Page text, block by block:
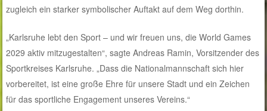
zugleich ein starker symbolischer Auftakt auf dem Weg dorthin.
„Karlsruhe lebt den Sport – und wir freuen uns, die World Games
2029 aktiv mitzugestalten“, sagte Andreas Ramin, Vorsitzender des
Sportkreises Karlsruhe. „Dass die Nationalmannschaft sich hier
vorbereitet, ist eine große Ehre für unsere Stadt und ein Zeichen
für das sportliche Engagement unseres Vereins.“